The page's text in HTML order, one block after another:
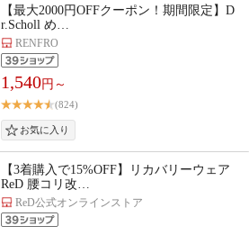
【最大2000円OFFクーポン！期間限定】D
r.Scholl め…
RENFRO
1,540円～
(824)
【3着購入で15%OFF】リカバリーウェア
ReD 腰コリ改…
ReD公式オンラインストア